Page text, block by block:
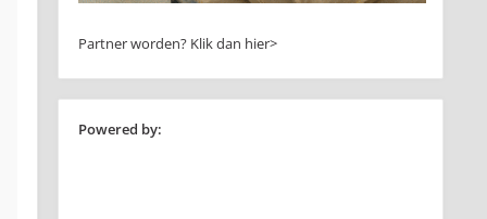
Partner worden? Klik dan hier>
Powered by: